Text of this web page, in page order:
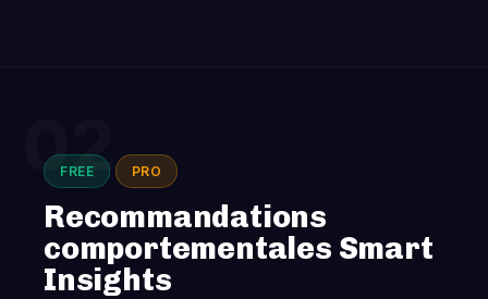
02
FREE PRO
Recommandations
comportementales Smart
Insights